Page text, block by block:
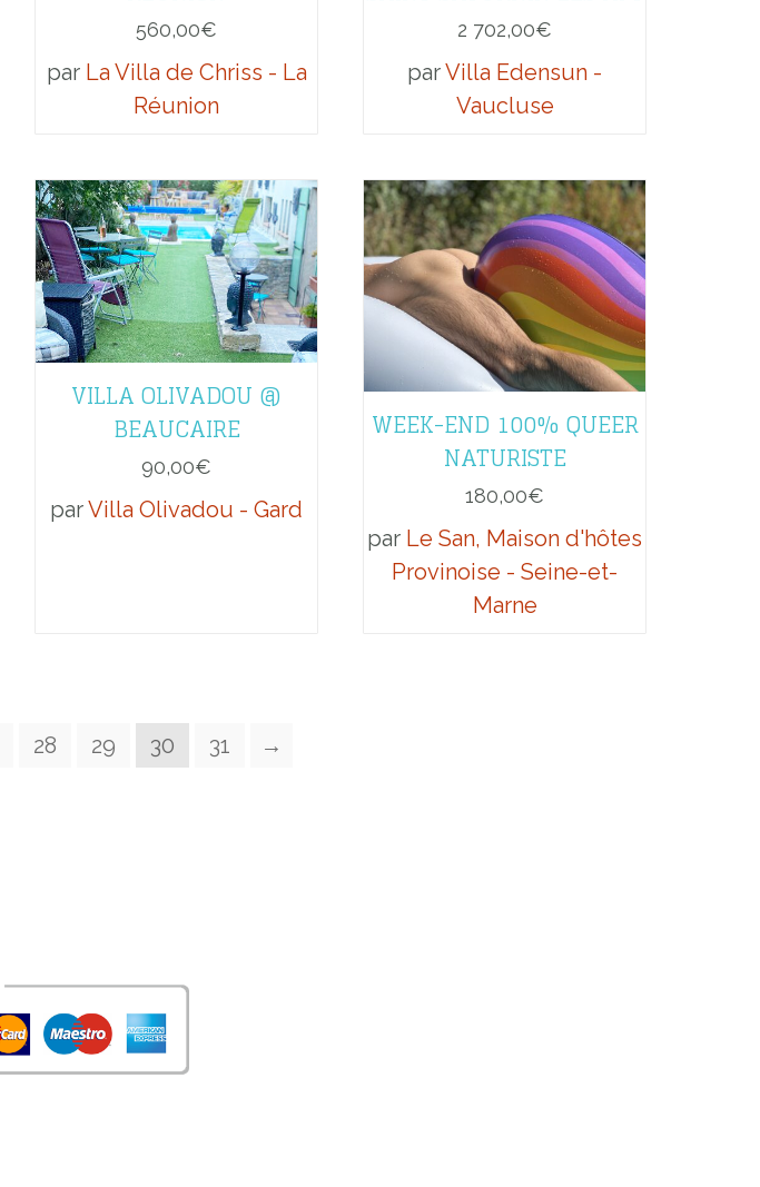
560,00€
par La Villa de Chriss - La
Réunion
2 702,00€
parVilla Edensun -
Vaucluse
VILLA OLIVADOU @
BEAUCAIRE
90,00€
parVilla Olivadou - Gard
WEEK-END 100% QUEER
NATURISTE
180,00€
par Le San, Maison d'hôtes
Provinoise - Seine-et-
Marne
28 29 30 31 →